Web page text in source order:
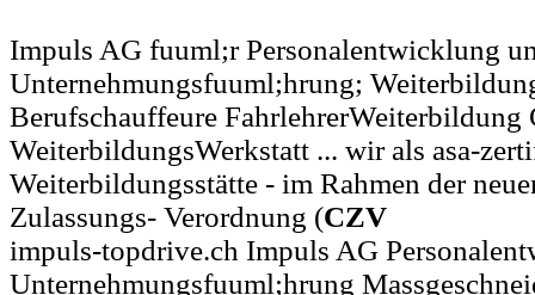
Impuls AG fuuml;r Personalentwicklung
Unternehmungsfuuml;hrung;
Berufschauffeure FahrlehrerWeiterbildung
WeiterbildungsWerkstatt ... wir als asa-
Weiterbildungsstätte - im Rahmen der
Zulassungs- Verordnung (CZV
impuls-topdrive.ch Impuls AG
Unternehmungsfuuml;hrung